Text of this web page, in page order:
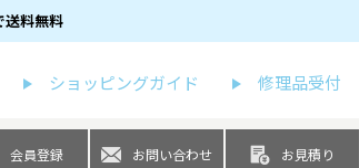
料無料
ショッピングガイド 修理品受付
検索
会員登録 お問い合わせ お見積り